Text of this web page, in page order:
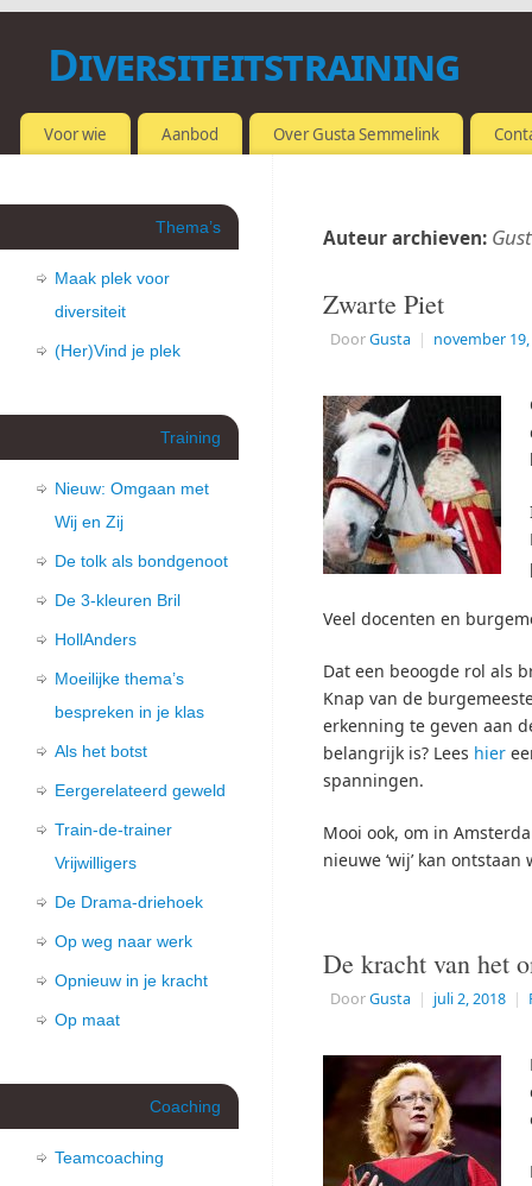
Diversiteitstraining
Voor wie Aanbod Over Gusta Semmelink
Auteur archieven:
Zwarte Piet
DoorGusta | november 19,
Veel docenten en
Dat een beoogde rol als
Knap van de
erkenning te geven aan
belangrijk is? Lees hier
spanningen.
Mooi ook, om in
nieuwe ‘wij’ kan
De kracht van het
DoorGusta | juli 2, 2018 |
Thema’s
Maak plek voor
diversiteit
(Her)Vind je plek
Training
Nieuw: Omgaan met
Wij en Zij
De tolk als bondgenoot
De 3-kleuren Bril
HollAnders
Moeilijke thema’s
bespreken in je klas
Als het botst
Eergerelateerd geweld
Train-de-trainer
Vrijwilligers
De Drama-driehoek
Op weg naar werk
Opnieuw in je kracht
Op maat
Coaching
Teamcoaching